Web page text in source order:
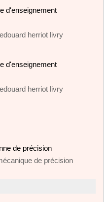
d'enseignement
herriot livry
d'enseignement
herriot livry
de précision
de précision